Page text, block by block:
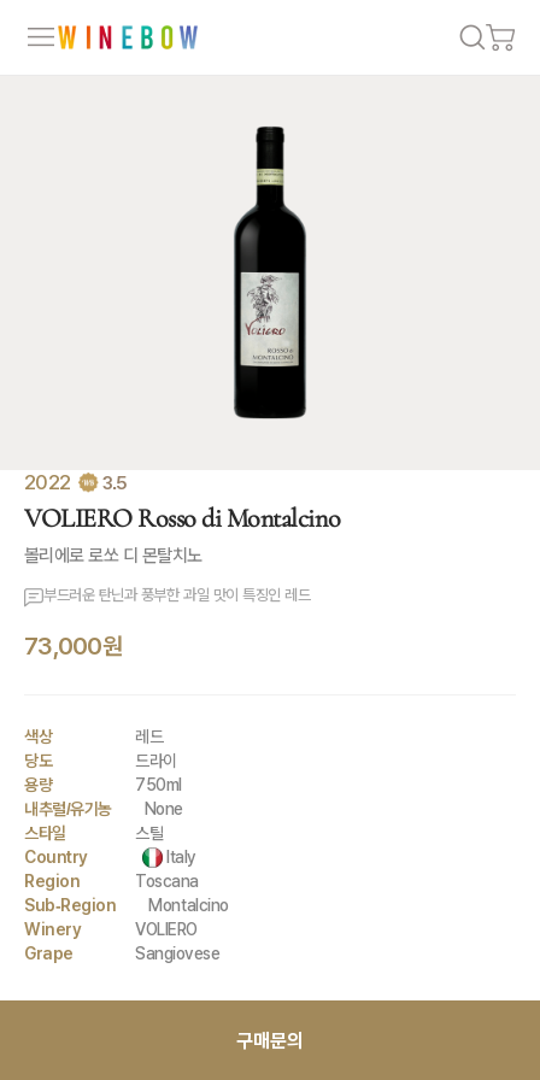
2022 3.5
VOLIERO Rosso di Montalcino
볼리에로 로쏘 디 몬탈치노
부드러운 탄닌과 풍부한 과일 맛이 특징인 레드
73,000원
색상
레드
당도
드라이
용량
750ml
내추럴/유기농
None
스타일
스틸
Country
Italy
Region
Toscana
Sub-Region
Montalcino
Winery
VOLIERO
Grape
Sangiovese
구매문의